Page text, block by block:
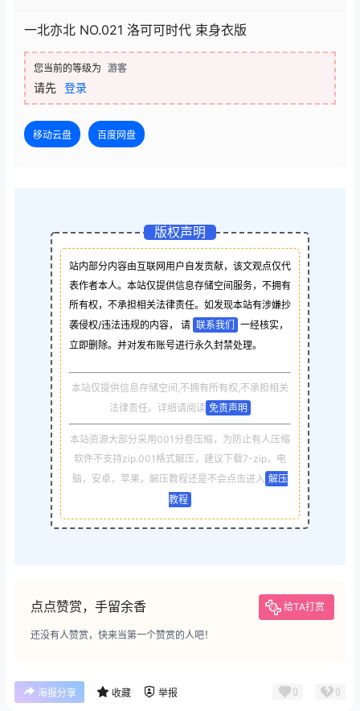
一北亦北 NO.021 洛可可时代 束身衣版
您当前的等级为 游客
请先 登录
移动云盘 百度网盘
版权声明
站内部分内容由互联网用户自发贡献，该文观点仅代
表作者本人。本站仅提供信息存储空间服务，不拥有
所有权，不承担相关法律责任。如发现本站有涉嫌抄
袭侵权/违法违规的内容， 请 联系我们
一经核实，
立即删除。并对发布账号进行永久封禁处理。
本站仅提供信息存储空间,不拥有所有权,不承担相关
法律责任。详细请阅读 免责声明
本站资源大部分采用001分卷压缩，为防止有人压缩
软件不支持zip.001格式解压，建议下载7-zip，电
脑，安卓，苹果，解压教程还是不会点击进入 解压
教程
点点赞赏，手留余香 给TA打赏
还没有人赞赏，快来当第一个赞赏的人吧！
海报分享 收藏 举报 0 0